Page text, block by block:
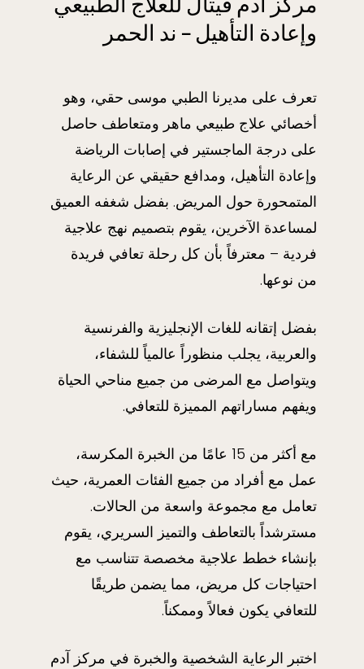
وإعادة التأهيل – ند الحمر
تعرف على مديرنا الطبي موسى حقي، وهو
أخصائي علاج طبيعي ماهر ومتعاطف حاصل
على درجة الماجستير في إصابات الرياضة
وإعادة التأهيل، ومدافع حقيقي عن الرعاية
المتمحورة حول المريض. بفضل شغفه العميق
لمساعدة الآخرين، يقوم بتصميم نهج علاجية
فردية – معترفاً بأن كل رحلة تعافي فريدة
من نوعها.
بفضل إتقانه للغات الإنجليزية والفرنسية
والعربية، يجلب منظوراً عالمياً للشفاء،
ويتواصل مع المرضى من جميع مناحي الحياة
ويفهم مساراتهم المميزة للتعافي.
مع أكثر من 15 عامًا من الخبرة المكرسة،
عمل مع أفراد من جميع الفئات العمرية، حيث
تعامل مع مجموعة واسعة من الحالات.
مسترشداً بالتعاطف والتميز السريري، يقوم
بإنشاء خطط علاجية مخصصة تتناسب مع
احتياجات كل مريض، مما يضمن طريقًا
للتعافي يكون فعالاً وممكناً.
اختبر الرعاية الشخصية والخبرة في مركز آدم